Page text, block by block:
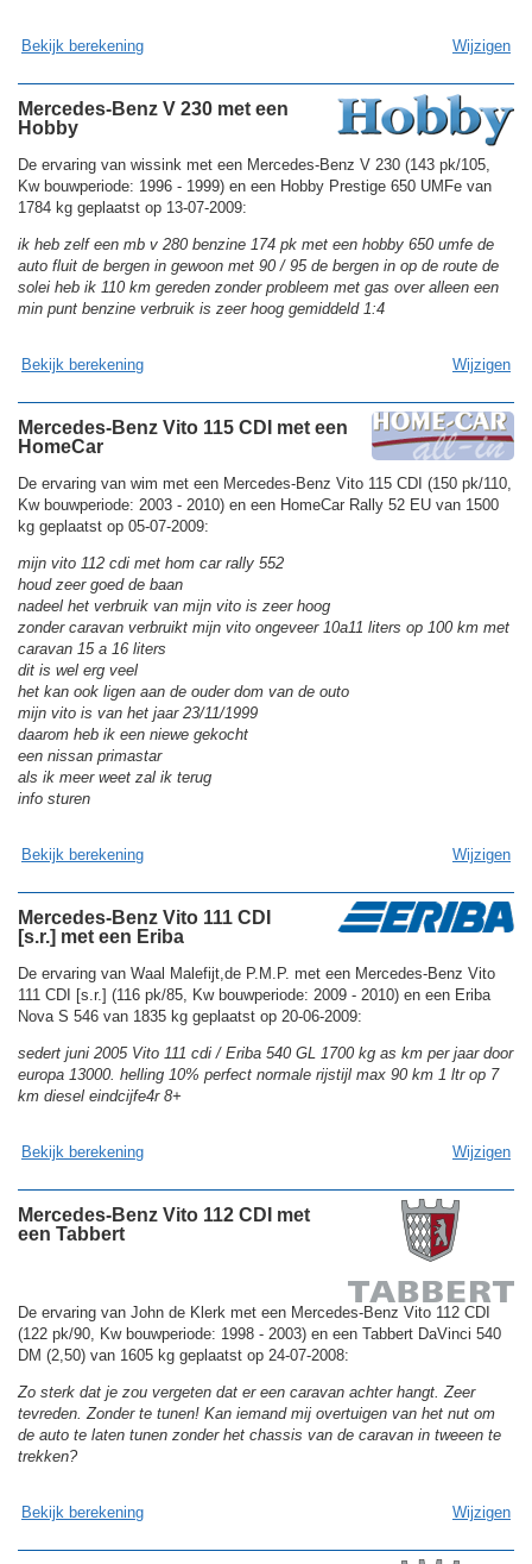
Bekijk berekening Wijzigen
Mercedes-Benz V 230 met een
Hobby
De ervaring van wissink met een Mercedes-Benz V 230 (143 pk/105,
Kw bouwperiode: 1996 - 1999) en een Hobby Prestige 650 UMFe van
1784 kg geplaatst op 13-07-2009:
ik heb zelf een mb v 280 benzine 174 pk met een hobby 650 umfe de
auto fluit de bergen in gewoon met 90 / 95 de bergen in op de route de
solei heb ik 110 km gereden zonder probleem met gas over alleen een
min punt benzine verbruik is zeer hoog gemiddeld 1:4
Bekijk berekening Wijzigen
Mercedes-Benz Vito 115 CDI met een
HomeCar
De ervaring van wim met een Mercedes-Benz Vito 115 CDI (150 pk/110,
Kw bouwperiode: 2003 - 2010) en een HomeCar Rally 52 EU van 1500
kg geplaatst op 05-07-2009:
mijn vito 112 cdi met hom car rally 552
houd zeer goed de baan
nadeel het verbruik van mijn vito is zeer hoog
zonder caravan verbruikt mijn vito ongeveer 10a11 liters op 100 km met
caravan 15 a 16 liters
dit is wel erg veel
het kan ook ligen aan de ouder dom van de outo
mijn vito is van het jaar 23/11/1999
daarom heb ik een niewe gekocht
een nissan primastar
als ik meer weet zal ik terug
info sturen
Bekijk berekening Wijzigen
Mercedes-Benz Vito 111 CDI
[s.r.] met een Eriba
De ervaring van Waal Malefijt,de P.M.P. met een Mercedes-Benz Vito
111 CDI [s.r.] (116 pk/85, Kw bouwperiode: 2009 - 2010) en een Eriba
Nova S 546 van 1835 kg geplaatst op 20-06-2009:
sedert juni 2005 Vito 111 cdi / Eriba 540 GL 1700 kg as km per jaar door
europa 13000. helling 10% perfect normale rijstijl max 90 km 1 ltr op 7
km diesel eindcijfe4r 8+
Bekijk berekening Wijzigen
Mercedes-Benz Vito 112 CDI met
een Tabbert
De ervaring van John de Klerk met een Mercedes-Benz Vito 112 CDI
(122 pk/90, Kw bouwperiode: 1998 - 2003) en een Tabbert DaVinci 540
DM (2,50) van 1605 kg geplaatst op 24-07-2008:
Zo sterk dat je zou vergeten dat er een caravan achter hangt. Zeer
tevreden. Zonder te tunen! Kan iemand mij overtuigen van het nut om
de auto te laten tunen zonder het chassis van de caravan in tweeen te
trekken?
Bekijk berekening Wijzigen